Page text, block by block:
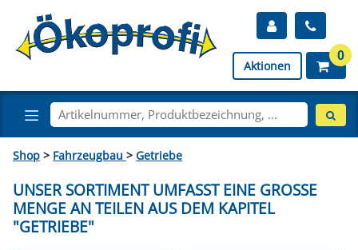
Aktionen
0
Shop > Fahrzeugbau > Getriebe
UNSER SORTIMENT UMFASST EINE GROSSE M
ENGE AN TEILEN AUS DEM KAPITEL "
GETRIEBE"